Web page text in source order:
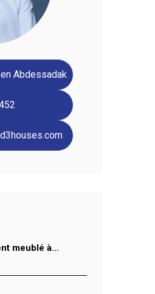
Abdessadak
meublé à...